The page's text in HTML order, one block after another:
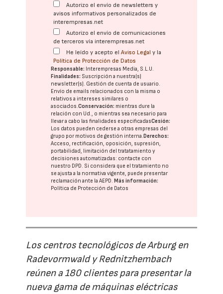
Autorizo el envío de newsletters y
avisos informativos personalizados de
interempresas.net
Autorizo el envío de comunicaciones
de terceros vía interempresas.net
He leído y acepto elAviso Legal y la
Política de Protección de Datos
Responsable: Interempresas Media, S.L.U.
Finalidades: Suscripción a nuestra(s)
newsletter(s). Gestión de cuenta de usuario.
Envío de emails relacionados con la misma o
relativos a intereses similares o
asociados.Conservación: mientras dure la
relación con Ud., o mientras sea necesario para
llevar a cabo las finalidades especificadasCesión:
Los datos pueden cederse a otras empresas del
grupo por motivos de gestión interna.Derechos:
Acceso, rectificación, oposición, supresión,
portabilidad, limitación del tratatamiento y
decisiones automatizadas: contacte con
nuestro DPD. Si considera que el tratamiento no
se ajusta a la normativa vigente, puede presentar
reclamación ante laAEPD.Más información:
Política de Protección de Datos
Los centros tecnológicos de Arburg en
Radevormwald y Rednitzhembach
reúnen a 180 clientes para presentar la
nueva gama de máquinas eléctricas